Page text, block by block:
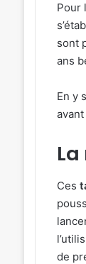
Pour
sont
ans
En y
Ces
de